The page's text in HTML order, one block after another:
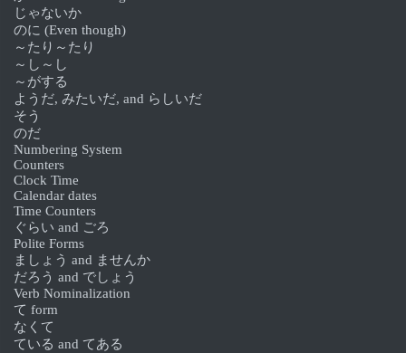
じゃないか
のに (Even though)
～たり～たり
～し～し
～がする
ようだ, みたいだ, and らしいだ
そう
のだ
Numbering System
Counters
Clock Time
Calendar dates
Time Counters
ぐらい and ごろ
Polite Forms
ましょう and ませんか
だろう and でしょう
Verb Nominalization
て form
なくて
ている and てある